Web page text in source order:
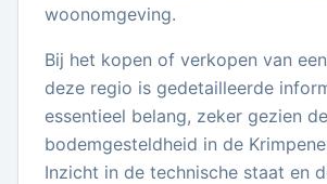
woonomgeving.
Bij het kopen of verkopen van
deze regio is gedetailleerde
essentieel belang, zeker gezien
bodemgesteldheid in de
Inzicht in de technische staat en